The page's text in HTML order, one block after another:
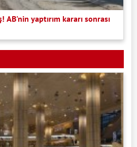
AB'nin yaptırım kararı sonrası